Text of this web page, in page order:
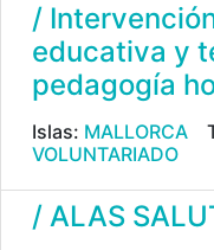
/
educativa y
pedagogía
Islas: MALLORCA
VOLUNTARIADO
/ ALAS